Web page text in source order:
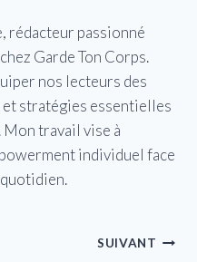
rédacteur passionné
Garde Ton Corps.
nos lecteurs des
et stratégies essentielles
travail vise à
individuel face
SUIVANT